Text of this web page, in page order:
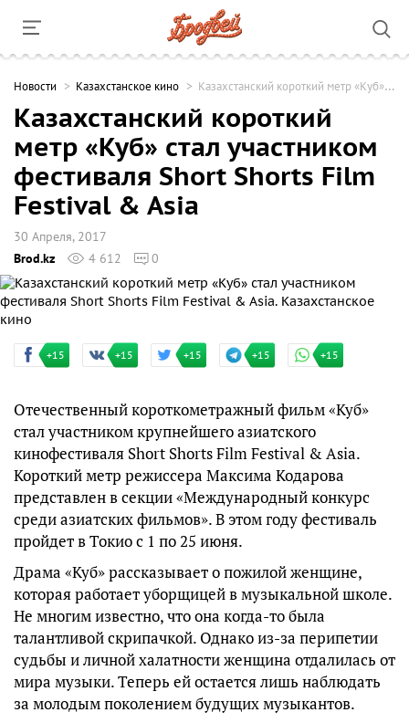
Новости Казахстанское кино Казахстанский короткий метр «Куб» стал участником фестиваля Short Shorts Film Festival & Asia
Казахстанский короткий
метр «Куб» стал участником
фестиваля Short Shorts Film
Festival & Asia
30 Апреля, 2017
Brod.kz
4 612 0
+15 +15 +15 +15 +15
Отечественный короткометражный фильм «Куб»
стал участником крупнейшего азиатского
кинофестиваля Short Shorts Film Festival & Asia.
Короткий метр режиссера Максима Кодарова
представлен в секции «Международный конкурс
среди азиатских фильмов». В этом году фестиваль
пройдет в Токио с 1 по 25 июня.
Драма «Куб» рассказывает о пожилой женщине,
которая работает уборщицей в музыкальной школе.
Не многим известно, что она когда-то была
талантливой скрипачкой. Однако из-за перипетии
судьбы и личной халатности женщина отдалилась от
мира музыки. Теперь ей остается лишь наблюдать
за молодым поколением будущих музыкантов.